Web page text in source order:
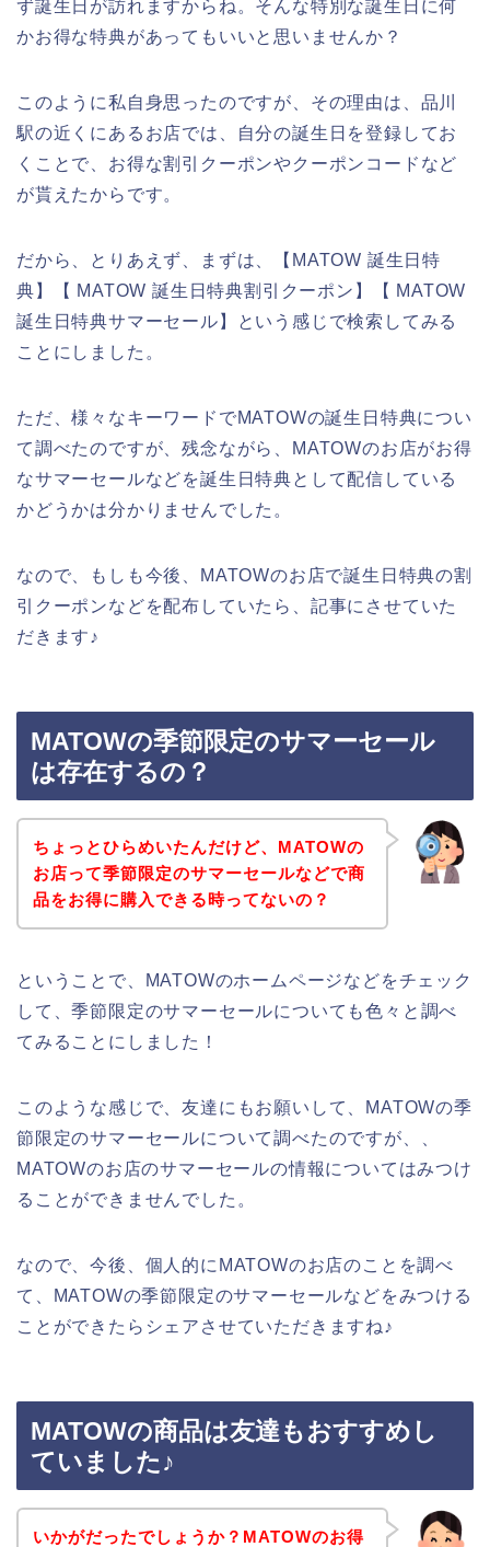
ず誕生日が訪れますからね。そんな特別な誕生日に何
かお得な特典があってもいいと思いませんか？
このように私自身思ったのですが、その理由は、品川
駅の近くにあるお店では、自分の誕生日を登録してお
くことで、お得な割引クーポンやクーポンコードなど
が貰えたからです。
だから、とりあえず、まずは、【MATOW 誕生日特
典】【 MATOW 誕生日特典割引クーポン】【 MATOW
誕生日特典サマーセール】という感じで検索してみる
ことにしました。
ただ、様々なキーワードでMATOWの誕生日特典につい
て調べたのですが、残念ながら、MATOWのお店がお得
なサマーセールなどを誕生日特典として配信している
かどうかは分かりませんでした。
なので、もしも今後、MATOWのお店で誕生日特典の割
引クーポンなどを配布していたら、記事にさせていた
だきます♪
MATOWの季節限定のサマーセール
は存在するの？
ちょっとひらめいたんだけど、MATOWの
お店って季節限定のサマーセールなどで商
品をお得に購入できる時ってないの？
ということで、MATOWのホームページなどをチェック
して、季節限定のサマーセールについても色々と調べ
てみることにしました！
このような感じで、友達にもお願いして、MATOWの季
節限定のサマーセールについて調べたのですが、、
MATOWのお店のサマーセールの情報についてはみつけ
ることができませんでした。
なので、今後、個人的にMATOWのお店のことを調べ
て、MATOWの季節限定のサマーセールなどをみつける
ことができたらシェアさせていただきますね♪
MATOWの商品は友達もおすすめし
ていました♪
いかがだったでしょうか？MATOWのお得